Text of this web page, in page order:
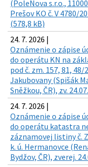
(PoleNova s.r.o.,
Prešov KO č. V 4780/
(578,8 kB)
24. 7. 2026 |
Oznámenie o zápise
do operátu KN na
pod č. zm. 157, 81, 48/
Jakubovany (Spišák
Sněžkou, ČR), zv.
24. 7. 2026 |
Oznámenie o zápise
do operátu katastra
záznamovej listiny č.
k. ú. Hermanovce
Bydžov, ČR), zverej.